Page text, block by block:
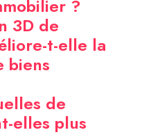
?
3D de
t-elle la
biens
de
elles plus